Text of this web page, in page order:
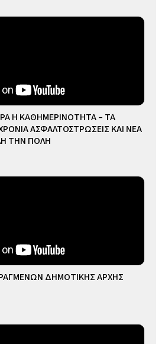
Η ΚΑΘΗΜΕΡΙΝΟΤΗΤΑ – ΤΑ
ΑΣΦΑΛΤΟΣΤΡΩΣΕΙΣ ΚΑΙ ΝΕΑ
ΤΗΝ ΠΟΛΗ
ΔΗΜΟΤΙΚΗΣ ΑΡΧΗΣ